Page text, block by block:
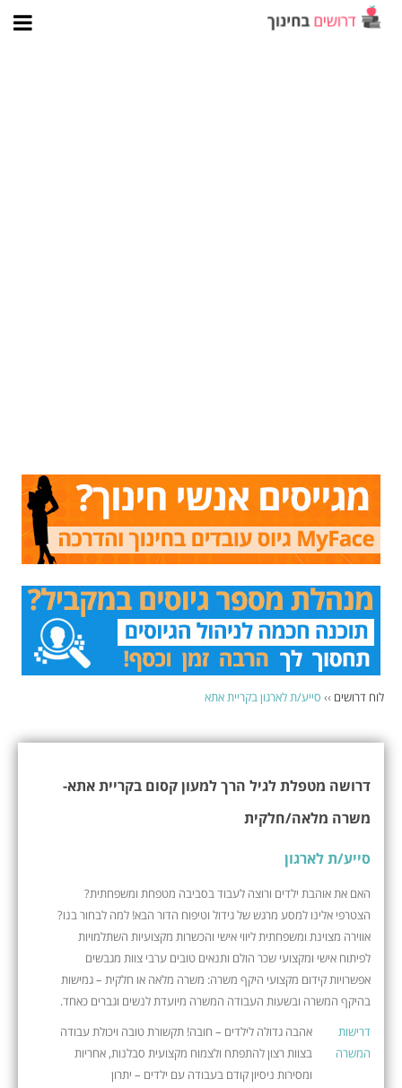
לוח דרושים ›› סייע/ת לארגון בקריית אתא
דרושה מטפלת לגיל הרך למעון קסום בקריית אתא-
משרה מלאה/חלקית
סייע/ת לארגון
האם את אוהבת ילדים ורוצה לעבוד בסביבה מטפחת ומשפחתית?
הצטרפי אלינו למסע מרגש של גידול וטיפוח הדור הבא! למה לבחור בנו?
אווירה מצוינת ומשפחתית ליווי אישי והכשרות מקצועיות השתלמויות
לפיתוח אישי ומקצועי שכר הולם ותנאים טובים ערבי צוות מגבשים
אפשרויות קידום מקצועי היקף משרה: משרה מלאה או חלקית – גמישות
בהיקף המשרה ובשעות העבודה המשרה מיועדת לנשים וגברים כאחד.
דרישות
המשרה
אהבה גדולה לילדים – חובה! תקשורת טובה ויכולת עבודה
בצוות רצון להתפתח ולצמוח מקצועית סבלנות, אחריות
ומסירות ניסיון קודם בעבודה עם ילדים – יתרון